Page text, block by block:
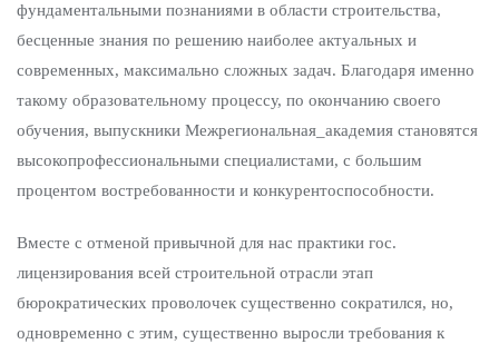
фундаментальными познаниями в области строительства,
бесценные знания по решению наиболее актуальных и
современных, максимально сложных задач. Благодаря именно
такому образовательному процессу, по окончанию своего
обучения, выпускники Межрегиональная_академия становятся
высокопрофессиональными специалистами, с большим
процентом востребованности и конкурентоспособности.
Вместе с отменой привычной для нас практики гос.
лицензирования всей строительной отрасли этап
бюрократических проволочек существенно сократился, но,
одновременно с этим, существенно выросли требования к